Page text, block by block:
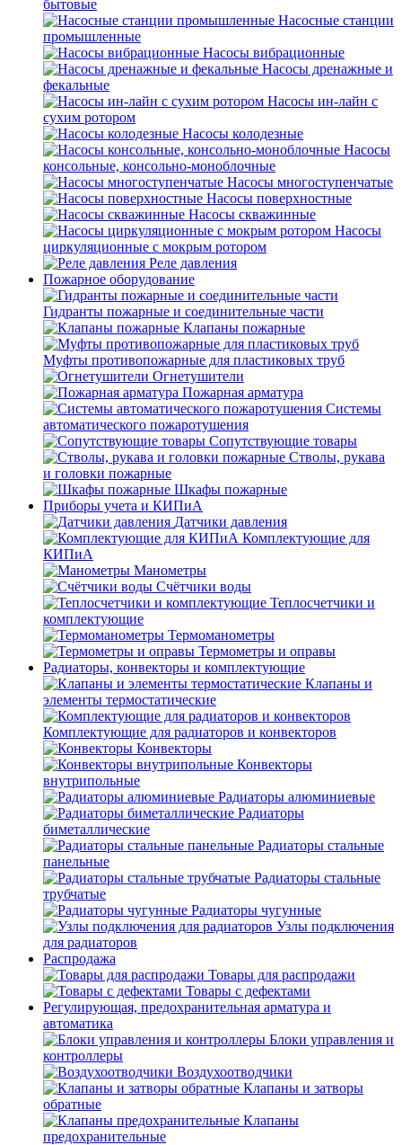
бытовые
Насосные станции
промышленные
Насосы вибрационные
Насосы дренажные и
фекальные
Насосы ин-лайн с
сухим ротором
Насосы колодезные
Насосы
консольные, консольно-моноблочные
Насосы многоступенчатые
Насосы поверхностные
Насосы скважинные
Насосы
циркуляционные с мокрым ротором
Реле давления
Пожарное оборудование
Гидранты пожарные и соединительные части
Клапаны пожарные
Муфты противопожарные для пластиковых труб
Огнетушители
Пожарная арматура
Системы
автоматического пожаротушения
Сопутствующие товары
Стволы, рукава
и головки пожарные
Шкафы пожарные
Приборы учета и КИПиА
Датчики давления
Комплектующие для
КИПиА
Манометры
Счётчики воды
Теплосчетчики и
комплектующие
Термоманометры
Термометры и оправы
Радиаторы, конвекторы и комплектующие
Клапаны и
элементы термостатические
Комплектующие для радиаторов и конвекторов
Конвекторы
Конвекторы
внутрипольные
Радиаторы алюминиевые
Радиаторы
биметаллические
Радиаторы стальные
панельные
Радиаторы стальные
трубчатые
Радиаторы чугунные
Узлы подключения
для радиаторов
Распродажа
Товары для распродажи
Товары с дефектами
Регулирующая, предохранительная арматура и
автоматика
Блоки управления и
контроллеры
Воздухоотводчики
Клапаны и затворы
обратные
Клапаны
предохранительные